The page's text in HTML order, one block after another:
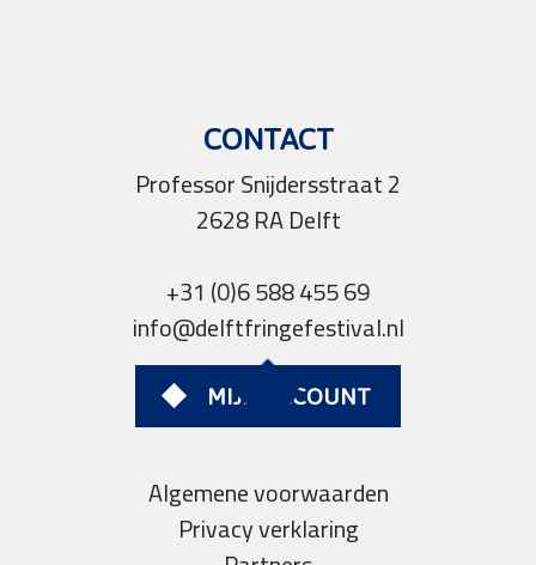
CONTACT
Professor Snijdersstraat 2
2628 RA Delft
+31 (0)6 588 455 69
info@delftfringefestival.nl
MIJN ACCOUNT
Algemene voorwaarden
Privacy verklaring